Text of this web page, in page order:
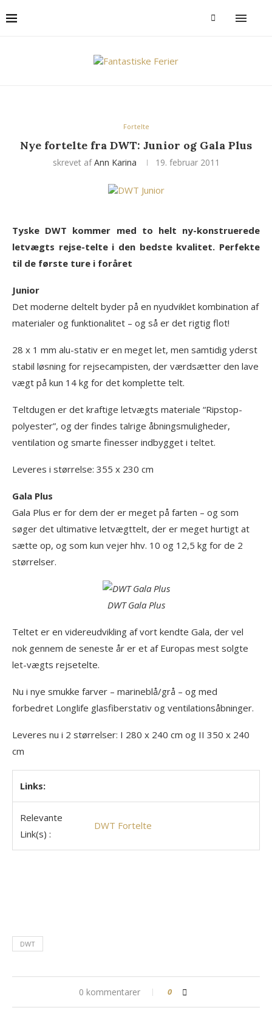
Fortelte
Nye fortelte fra DWT: Junior og Gala Plus
skrevet afAnn Karina 19. februar 2011
Tyske DWT kommer med to helt ny-konstruerede
letvægts rejse-telte i den bedste kvalitet. Perfekte
til de første ture i foråret
Junior
Det moderne deltelt byder på en nyudviklet kombination af
materialer og funktionalitet – og så er det rigtig flot!
28 x 1 mm alu-stativ er en meget let, men samtidig yderst
stabil løsning for rejsecampisten, der værdsætter den lave
vægt på kun 14 kg for det komplette telt.
Teltdugen er det kraftige letvægts materiale “Ripstop-
polyester”, og der findes talrige åbningsmuligheder,
ventilation og smarte finesser indbygget i teltet.
Leveres i størrelse: 355 x 230 cm
Gala Plus
Gala Plus er for dem der er meget på farten – og som
søger det ultimative letvægttelt, der er meget hurtigt at
sætte op, og som kun vejer hhv. 10 og 12,5 kg for de 2
størrelser.
DWT Gala Plus
Teltet er en videreudvikling af vort kendte Gala, der vel
nok gennem de seneste år er et af Europas mest solgte
let-vægts rejsetelte.
Nu i nye smukke farver – marineblå/grå – og med
forbedret Longlife glasfiberstativ og ventilationsåbninger.
Leveres nu i 2 størrelser: I 280 x 240 cm og II 350 x 240
cm
Links:
Relevante
Link(s) :
DWT Fortelte
DWT
0 kommentarer 0